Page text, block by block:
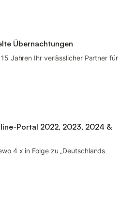
Übernachtungen
Jahren Ihr verlässlicher Partner für
Portal 2022, 2023, 2024 &
4 x in Folge zu „Deutschlands